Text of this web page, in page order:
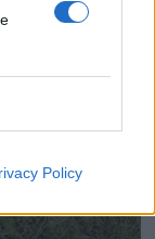
Policy